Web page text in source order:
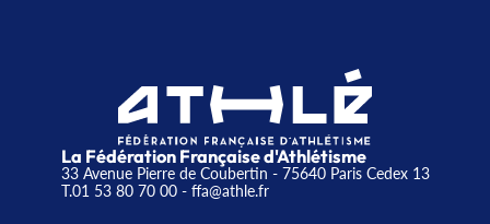
La Fédération Française d'Athlétisme
33 Avenue Pierre de Coubertin - 75640 Paris Cedex 13
T.01 53 80 70 00- ffa@athle.fr